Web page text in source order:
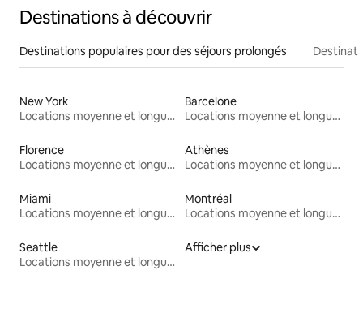
Destinations à découvrir
Destinations populaires pour des séjours prolongés
New York
Locations moyenne et longue durée
Barcelone
Locations moyenne et longue durée
Florence
Locations moyenne et longue durée
Athènes
Locations moyenne et longue durée
Miami
Locations moyenne et longue durée
Montréal
Locations moyenne et longue durée
Seattle
Locations moyenne et longue durée
Afficher plus